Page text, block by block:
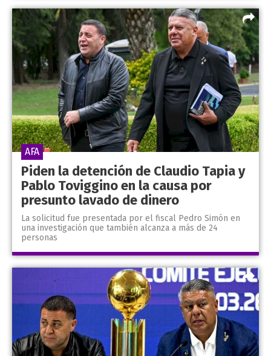
Piden la detención de Claudio Tapia y
Pablo Toviggino en la causa por
presunto lavado de dinero
La solicitud fue presentada por el fiscal Pedro Simón en
una investigación que también alcanza a más de 24
personas
AFA